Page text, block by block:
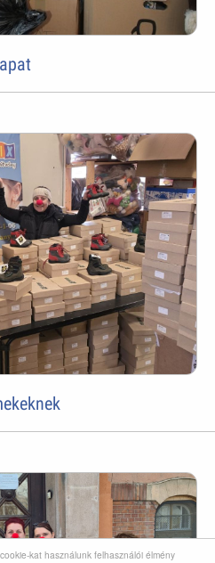
kat használunk felhasználói élmény